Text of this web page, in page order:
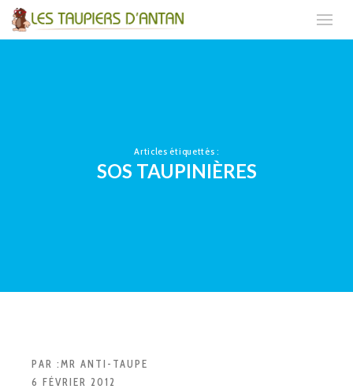
Articles étiquettés :
SOS TAUPINIÈRES
PAR :MR ANTI-TAUPE
6 FÉVRIER 2012